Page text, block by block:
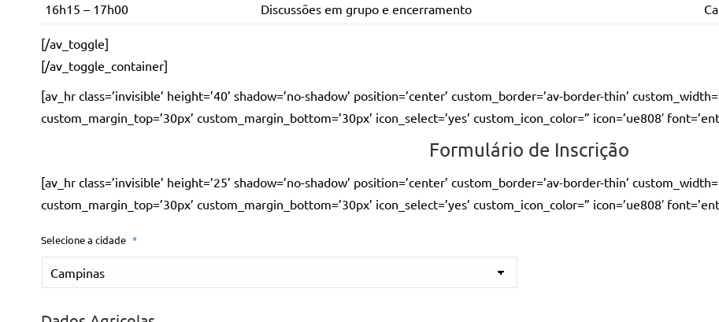
16h15 – 17h00
Discussões em grupo e encerramento
[/av_toggle]
[/av_toggle_container]
[av_hr class=’invisible’ height=’40’ shadow=’no-shadow’ position=’center’ custom_border=’av-border-thin’
custom_margin_top=’30px’ custom_margin_bottom=’30px’ icon_select=’yes’ custom_icon_color=” icon=’ue808′
Formulário de Inscrição
[av_hr class=’invisible’ height=’25’ shadow=’no-shadow’ position=’center’ custom_border=’av-border-thin’
custom_margin_top=’30px’ custom_margin_bottom=’30px’ icon_select=’yes’ custom_icon_color=” icon=’ue808′
Selecione a cidade *